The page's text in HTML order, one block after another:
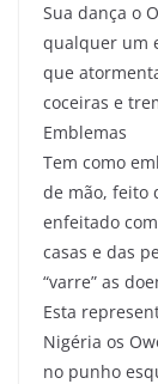
Sua dança o
qualquer um
que
coceiras e
Emblemas
Tem como
de mão, feito
enfeitado
casas e das
“varre” as
Esta
Nigéria os
no punho